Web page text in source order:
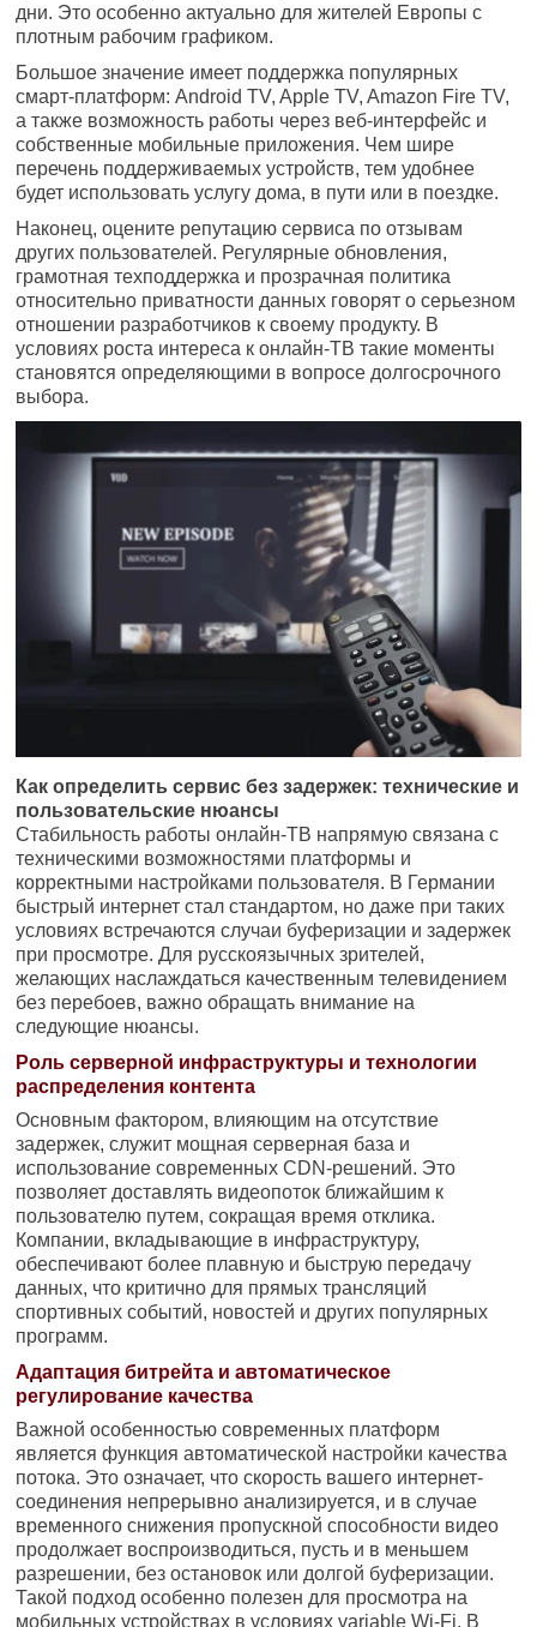
дни. Это особенно актуально для жителей Европы с
плотным рабочим графиком.
Большое значение имеет поддержка популярных
смарт-платформ: Android TV, Apple TV, Amazon Fire TV,
а также возможность работы через веб-интерфейс и
собственные мобильные приложения. Чем шире
перечень поддерживаемых устройств, тем удобнее
будет использовать услугу дома, в пути или в поездке.
Наконец, оцените репутацию сервиса по отзывам
других пользователей. Регулярные обновления,
грамотная техподдержка и прозрачная политика
относительно приватности данных говорят о серьезном
отношении разработчиков к своему продукту. В
условиях роста интереса к онлайн-ТВ такие моменты
становятся определяющими в вопросе долгосрочного
выбора.
Как определить сервис без задержек: технические и
пользовательские нюансы
Стабильность работы онлайн-ТВ напрямую связана с
техническими возможностями платформы и
корректными настройками пользователя. В Германии
быстрый интернет стал стандартом, но даже при таких
условиях встречаются случаи буферизации и задержек
при просмотре. Для русскоязычных зрителей,
желающих наслаждаться качественным телевидением
без перебоев, важно обращать внимание на
следующие нюансы.
Роль серверной инфраструктуры и технологии
распределения контента
Основным фактором, влияющим на отсутствие
задержек, служит мощная серверная база и
использование современных CDN-решений. Это
позволяет доставлять видеопоток ближайшим к
пользователю путем, сокращая время отклика.
Компании, вкладывающие в инфраструктуру,
обеспечивают более плавную и быструю передачу
данных, что критично для прямых трансляций
спортивных событий, новостей и других популярных
программ.
Адаптация битрейта и автоматическое
регулирование качества
Важной особенностью современных платформ
является функция автоматической настройки качества
потока. Это означает, что скорость вашего интернет-
соединения непрерывно анализируется, и в случае
временного снижения пропускной способности видео
продолжает воспроизводиться, пусть и в меньшем
разрешении, без остановок или долгой буферизации.
Такой подход особенно полезен для просмотра на
мобильных устройствах в условиях variable Wi-Fi. В